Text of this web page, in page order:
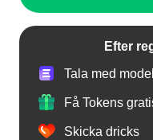
Efter
Tala med
Få Tokens
Skicka dricks